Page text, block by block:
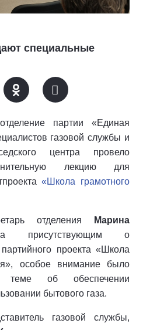
специальные
партии «Единая
газовой службы и
центра провело
лекцию для
«Школа грамотного
отделения
Марина
присутствующим о
проекта «Школа
особое внимание было
теме об обеспечении
бытового газа.
газовой службы,